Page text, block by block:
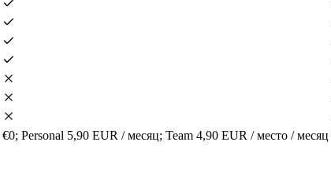
€0; Personal 5,90 EUR / месяц; Team 4,90 EUR / место / месяц